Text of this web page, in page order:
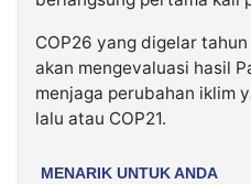
COP26 yang digelar
akan mengevaluasi hasil
menjaga perubahan iklim
lalu atau COP21.